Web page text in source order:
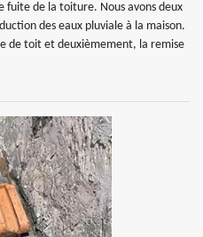
fuite de la toiture. Nous avons deux
des eaux pluviale à la maison.
de toit et deuxièmement, la remise